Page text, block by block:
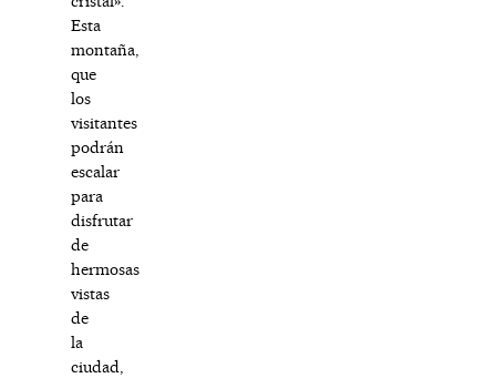
Esta
montaña,
que
los
visitantes
podrán
escalar
para
disfrutar
de
hermosas
vistas
de
la
ciudad,